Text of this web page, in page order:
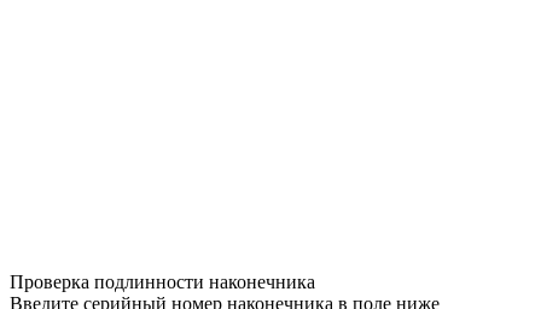
Проверка подлинности наконечника
Введите серийный номер наконечника в поле ниже